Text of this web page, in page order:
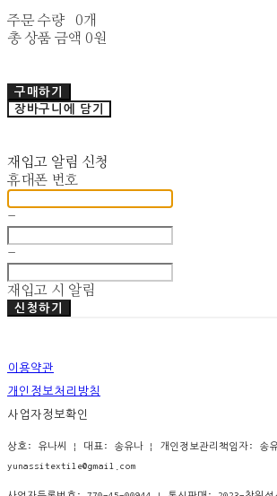
주문 수량
0개
총 상품 금액 0원
구매하기
장바구니에 담기
재입고 알림 신청
휴대폰 번호
-
-
재입고 시 알림
신청하기
이용약관
개인정보처리방침
사업자정보확인
상호: 유나씨 | 대표: 송유나 | 개인정보관리책임자: 송
yunassitextile@gmail.com